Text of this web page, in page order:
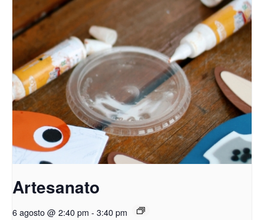
Artesanato
6 agosto @ 2:40 pm - 3:40 pm